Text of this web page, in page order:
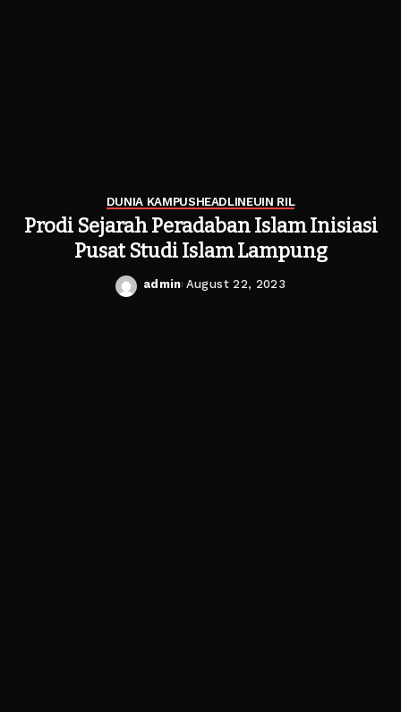
DUNIA KAMPUSHEADLINEUIN RIL
Prodi Sejarah Peradaban Islam Inisiasi
Pusat Studi Islam Lampung
Posted
admin August 22, 2023